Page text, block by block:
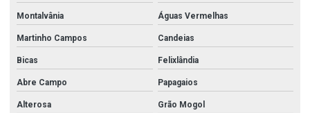
Montalvânia Águas Vermelhas
Martinho Campos Candeias
Bicas Felixlândia
Abre Campo Papagaios
Alterosa Grão Mogol